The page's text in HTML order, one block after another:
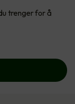
trenger for å